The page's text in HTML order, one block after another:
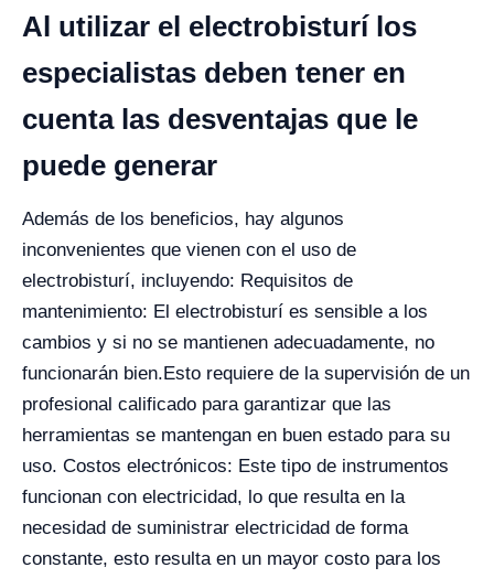
Al utilizar el electrobisturí los
especialistas deben tener en
cuenta las desventajas que le
puede generar
Además de los beneficios, hay algunos
inconvenientes que vienen con el uso de
electrobisturí, incluyendo: Requisitos de
mantenimiento: El electrobisturí es sensible a los
cambios y si no se mantienen adecuadamente, no
funcionarán bien.Esto requiere de la supervisión de un
profesional calificado para garantizar que las
herramientas se mantengan en buen estado para su
uso. Costos electrónicos: Este tipo de instrumentos
funcionan con electricidad, lo que resulta en la
necesidad de suministrar electricidad de forma
constante, esto resulta en un mayor costo para los